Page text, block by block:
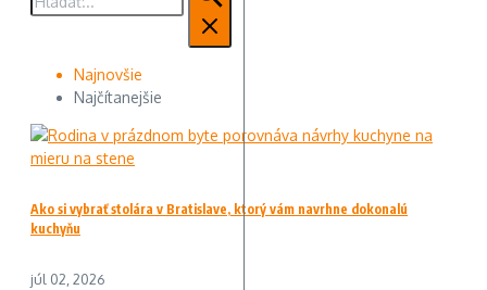
Najnovšie
Najčítanejšie
Ako si vybrať stolára v Bratislave, ktorý vám navrhne dokonalú
kuchyňu
júl 02, 2026